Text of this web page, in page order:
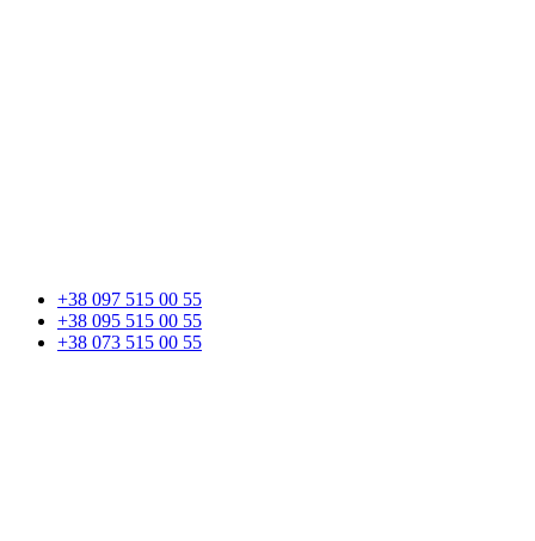
+38 097 515 00 55
+38 095 515 00 55
+38 073 515 00 55